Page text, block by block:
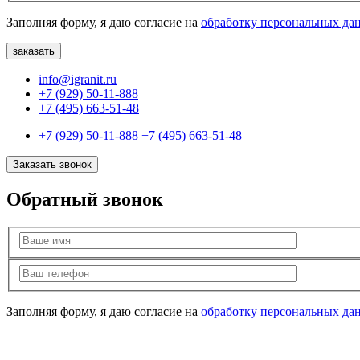
Заполняя форму, я даю согласие на обработку персональных
info@igranit.ru
+7 (929) 50-11-888
+7 (495) 663-51-48
+7 (929) 50-11-888 +7 (495) 663-51-48
Заказать звонок
Обратный звонок
Заполняя форму, я даю согласие на обработку персональных